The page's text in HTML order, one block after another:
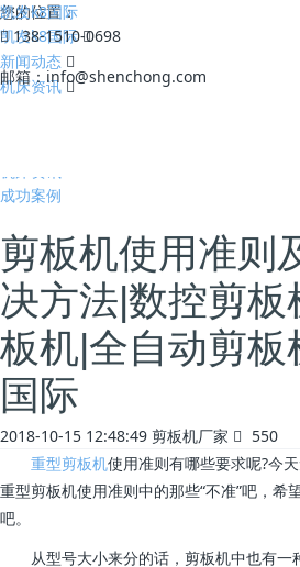
凯发k8国际
138-1510-0698
邮箱：info@shenchong.com
您的位置：
凯发k8国际
新闻动态
机床资讯
成功案例
剪板机使用准则
决方法|数控剪板
板机|全自动剪板
国际
2018-10-15 12:48:49 剪板机厂家
550
重型剪板机使用准则有哪些要求呢?今
重型剪板机使用准则中的那些“不准”吧，希
吧。
从型号大小来分的话，剪板机中也有一